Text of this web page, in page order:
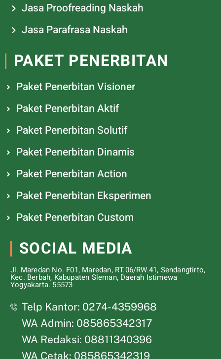
Jasa Proofreading Naskah
Jasa Parafrasa Naskah
PAKET PENERBITAN
Paket Penerbitan Visioner
Paket Penerbitan Aktif
Paket Penerbitan Solutif
Paket Penerbitan Dinamis
Paket Penerbitan Action
Paket Penerbitan Eksperimen
Paket Penerbitan Custom
SOCIAL MEDIA
Jl. Maredan No. F01, Maredan, RT.06/RW.41, Sendangtirto,
Kec. Berbah, Kabupaten Sleman, Daerah Istimewa
Yogyakarta. 55573
Telp Kantor: 0274-4359968
WA Admin: 085865342317
WA Redaksi: 08811340396
WA Cetak: 085865342319